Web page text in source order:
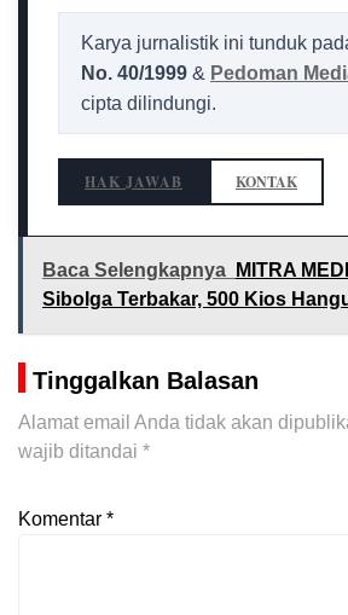
Karya jurnalistik ini tunduk
No. 40/1999 & Pedoman
cipta dilindungi.
HAK JAWAB KONTAK
Baca Selengkapnya
MITRA
Sibolga Terbakar, 500 Kios
Tinggalkan Balasan
Alamat email Anda tidak akan
wajib ditandai *
Komentar *